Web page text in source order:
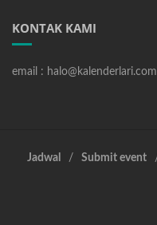
KONTAK KAMI
email : halo@kalenderlari.com
Jadwal Submit event